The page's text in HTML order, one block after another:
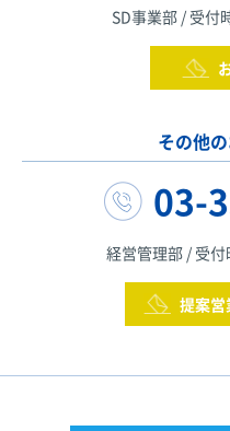
SD事業部 / 受付
その他
03-
経営管理部 / 受付
提案営